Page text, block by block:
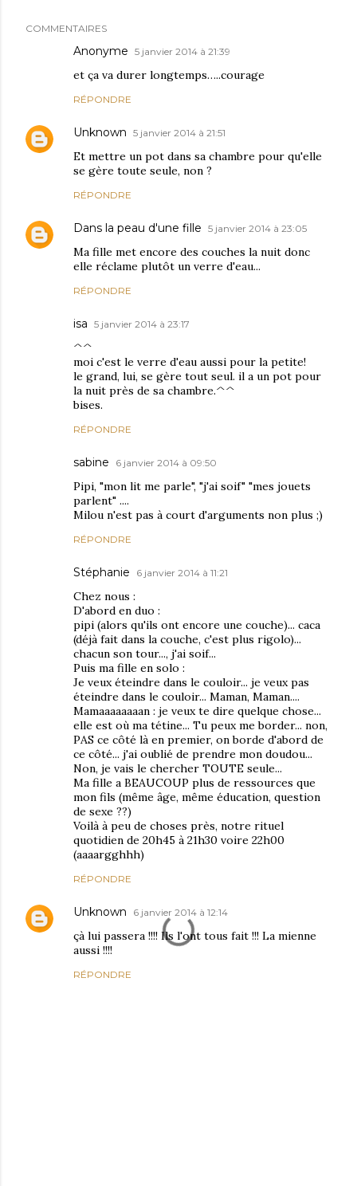
COMMENTAIRES
Anonyme 5 janvier 2014 à 21:39
et ça va durer longtemps…..courage
RÉPONDRE
Unknown 5 janvier 2014 à 21:51
Et mettre un pot dans sa chambre pour qu'elle
se gère toute seule, non ?
RÉPONDRE
Dans la peau d'une fille 5 janvier 2014 à 23:05
Ma fille met encore des couches la nuit donc
elle réclame plutôt un verre d'eau...
RÉPONDRE
isa 5 janvier 2014 à 23:17
^^
moi c'est le verre d'eau aussi pour la petite!
le grand, lui, se gère tout seul. il a un pot pour
la nuit près de sa chambre.^^
bises.
RÉPONDRE
sabine 6 janvier 2014 à 09:50
Pipi, "mon lit me parle", "j'ai soif" "mes jouets
parlent" ....
Milou n'est pas à court d'arguments non plus ;)
RÉPONDRE
Stéphanie 6 janvier 2014 à 11:21
Chez nous :
D'abord en duo :
pipi (alors qu'ils ont encore une couche)... caca
(déjà fait dans la couche, c'est plus rigolo)...
chacun son tour..., j'ai soif...
Puis ma fille en solo :
Je veux éteindre dans le couloir... je veux pas
éteindre dans le couloir... Maman, Maman....
Mamaaaaaaaan : je veux te dire quelque chose...
elle est où ma tétine... Tu peux me border... non,
PAS ce côté là en premier, on borde d'abord de
ce côté... j'ai oublié de prendre mon doudou...
Non, je vais le chercher TOUTE seule...
Ma fille a BEAUCOUP plus de ressources que
mon fils (même âge, même éducation, question
de sexe ??)
Voilà à peu de choses près, notre rituel
quotidien de 20h45 à 21h30 voire 22h00
(aaaargghhh)
RÉPONDRE
Unknown 6 janvier 2014 à 12:14
çà lui passera !!!! Ils l'ont tous fait !!! La mienne
aussi !!!!
RÉPONDRE